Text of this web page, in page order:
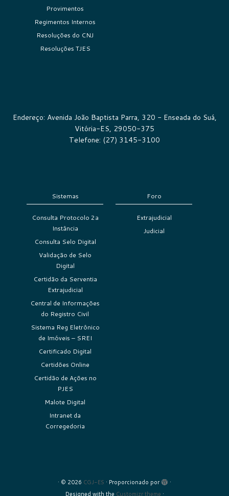
Provimentos
Regimentos Internos
Resoluções do CNJ
Resoluções TJES
Endereço: Avenida João Baptista Parra, 320 - Enseada do Suá,
Vitória-ES, 29050-375
Telefone: (27) 3145-3100
Sistemas
Consulta Protocolo 2a
Instância
Consulta Selo Digital
Validação de Selo
Digital
Certidão da Serventia
Extrajudicial
Central de Informações
do Registro Civil
Sistema Reg Eletrônico
de Imóveis – SREI
Certificado Digital
Certidões Online
Certidão de Ações no
PJES
Malote Digital
Intranet da
Corregedoria
Foro
Extrajudicial
Judicial
· © 2026 CGJ-ES · Proporcionado por
·
Designed with the Customizr theme ·